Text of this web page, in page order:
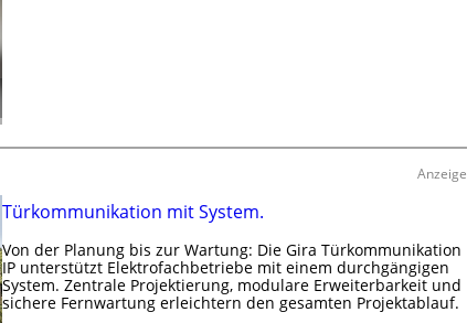
r
h
e
r
f
l
k
t
r
Anzeige
Türkommunikation mit System.
Von der Planung bis zur Wartung: Die Gira Türkommunikation
IP unterstützt Elektrofachbetriebe mit einem durchgängigen
System. Zentrale Projektierung, modulare Erweiterbarkeit und
sichere Fernwartung erleichtern den gesamten Projektablauf.